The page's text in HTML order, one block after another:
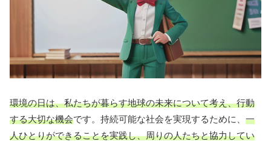
環境の日は、私たちが暮らす地球の未来について考え、行動
する大切な機会です。持続可能な社会を実現するために、 一
人ひとりができることを実践し、周りの人たちと協力してい